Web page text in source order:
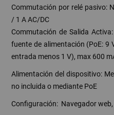
Commutación por relé pasivo:
/ 1 A AC/DC
Commutación de Salida
fuente de alimentación (PoE: 9
entrada menos 1 V), max 600
Alimentación del dispositivo:
no incluida o mediante PoE
Configuración: Navegador web,